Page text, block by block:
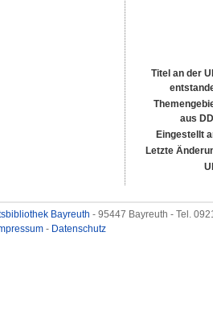
Titel an der
aus
Eingestellt
Letzte
Bayreuth - 95447 Bayreuth - Tel.
- Datenschutz